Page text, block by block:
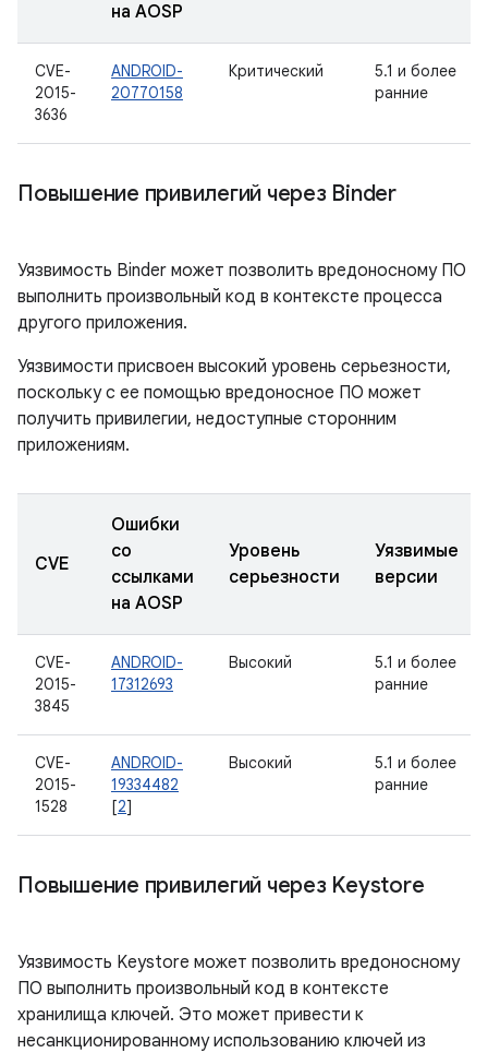
на AOSP
CVE-
2015-
3636
ANDROID-
20770158
Критический
5.1 и более
ранние
Повышение привилегий через Binder
Уязвимость Binder может позволить вредоносному ПО
выполнить произвольный код в контексте процесса
другого приложения.
Уязвимости присвоен высокий уровень серьезности,
поскольку с ее помощью вредоносное ПО может
получить привилегии, недоступные сторонним
приложениям.
CVE
Ошибки
со
ссылками
на AOSP
Уровень
серьезности
Уязвимые
версии
CVE-
2015-
3845
ANDROID-
17312693
Высокий
5.1 и более
ранние
CVE-
2015-
1528
ANDROID-
19334482
[2]
Высокий
5.1 и более
ранние
Повышение привилегий через Keystore
Уязвимость Keystore может позволить вредоносному
ПО выполнить произвольный код в контексте
хранилища ключей. Это может привести к
несанкционированному использованию ключей из